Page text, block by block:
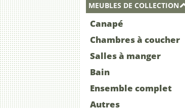
MEUBLES DE COLLECTION
Canapé
Chambres à coucher
Salles à manger
Bain
Ensemble complet
Autres